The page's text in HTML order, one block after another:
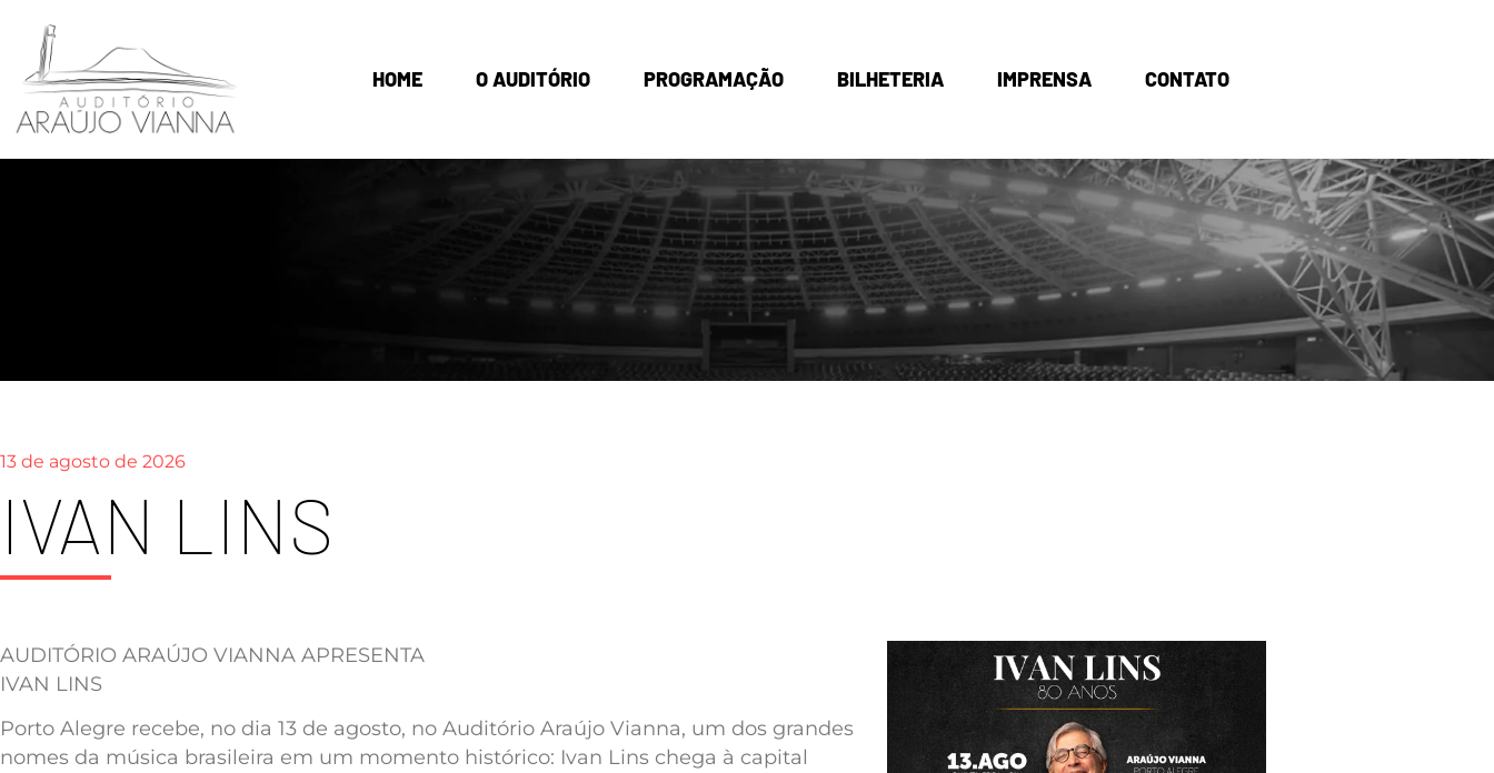
HOME O AUDITÓRIO PROGRAMAÇÃO BILHETERIA IMPRENSA CONTATO
13 de agosto de 2026
IVAN LINS
AUDITÓRIO ARAÚJO VIANNA APRESENTA
IVAN LINS
Porto Alegre recebe, no dia 13 de agosto, no Auditório Araújo Vianna, um dos grandes
nomes da música brasileira em um momento histórico: Ivan Lins chega à capital